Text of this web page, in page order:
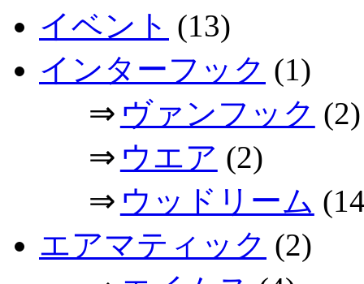
イベント (13)
インターフック (1)
⇒ ヴァンフック (2)
⇒ ウエア (2)
⇒ ウッドリーム
エアマティック (2)